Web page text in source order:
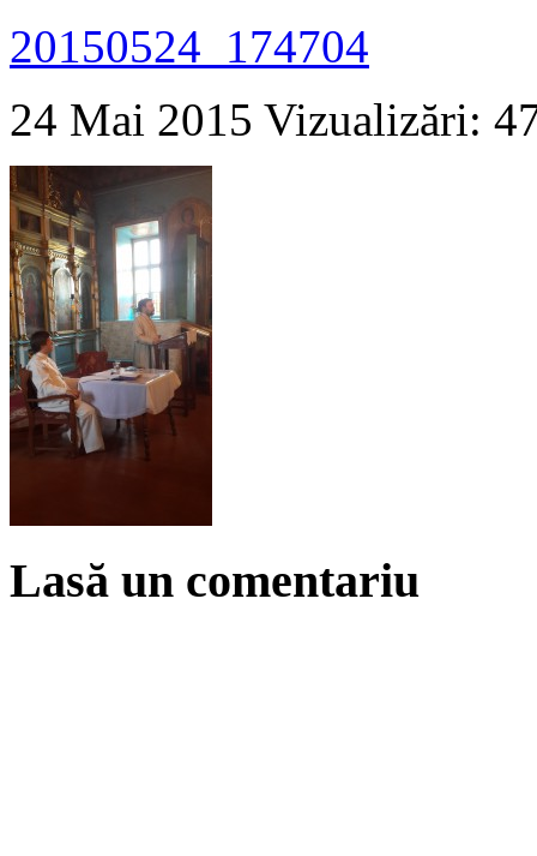
20150524_174704
24 Mai 2015 Vizualizări:
Lasă un comentariu